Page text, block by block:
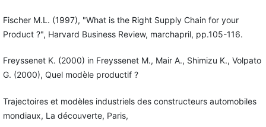
Fischer M.L. (1997), "What is the Right Supply Chain for your
Product ?", Harvard Business Review, marchapril, pp.105-116.
Freyssenet K. (2000) in Freyssenet M., Mair A., Shimizu K., Volpato
G. (2000), Quel modèle productif ?
Trajectoires et modèles industriels des constructeurs automobiles
mondiaux, La découverte, Paris,